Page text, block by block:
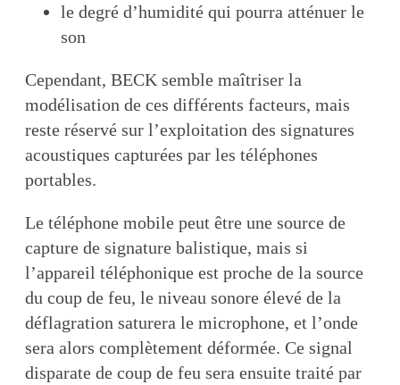
le degré d’humidité qui pourra atténuer le
son
Cependant, BECK semble maîtriser la
modélisation de ces différents facteurs, mais
reste réservé sur l’exploitation des signatures
acoustiques capturées par les téléphones
portables.
Le téléphone mobile peut être une source de
capture de signature balistique, mais si
l’appareil téléphonique est proche de la source
du coup de feu, le niveau sonore élevé de la
déflagration saturera le microphone, et l’onde
sera alors complètement déformée. Ce signal
disparate de coup de feu sera ensuite traité par